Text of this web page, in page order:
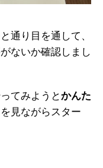
通り目を通して、
ないか確認しまし
てみようとかんた
を見ながらスター